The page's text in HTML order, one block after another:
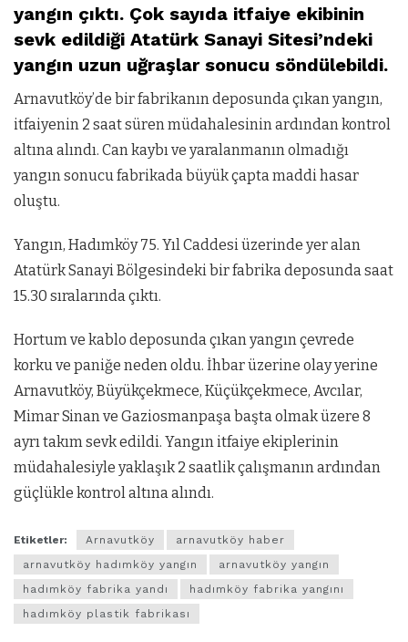
yangın çıktı. Çok sayıda itfaiye ekibinin
sevk edildiği Atatürk Sanayi Sitesi’ndeki
yangın uzun uğraşlar sonucu söndülebildi.
Arnavutköy’de bir fabrikanın deposunda çıkan yangın,
itfaiyenin 2 saat süren müdahalesinin ardından kontrol
altına alındı. Can kaybı ve yaralanmanın olmadığı
yangın sonucu fabrikada büyük çapta maddi hasar
oluştu.
Yangın, Hadımköy 75. Yıl Caddesi üzerinde yer alan
Atatürk Sanayi Bölgesindeki bir fabrika deposunda saat
15.30 sıralarında çıktı.
Hortum ve kablo deposunda çıkan yangın çevrede
korku ve paniğe neden oldu. İhbar üzerine olay yerine
Arnavutköy, Büyükçekmece, Küçükçekmece, Avcılar,
Mimar Sinan ve Gaziosmanpaşa başta olmak üzere 8
ayrı takım sevk edildi. Yangın itfaiye ekiplerinin
müdahalesiyle yaklaşık 2 saatlik çalışmanın ardından
güçlükle kontrol altına alındı.
Etiketler: Arnavutköy
arnavutköy haber
arnavutköy hadımköy yangın
arnavutköy yangın
hadımköy fabrika yandı
hadımköy fabrika yangını
hadımköy plastik fabrikası